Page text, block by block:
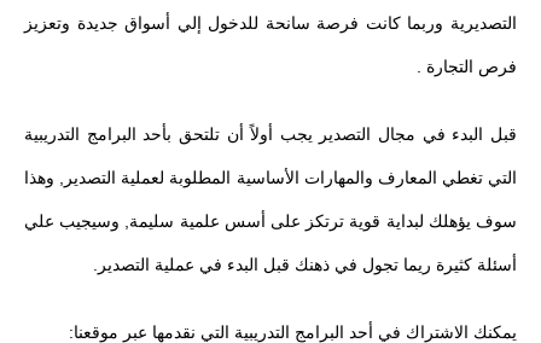
التصديرية وربما كانت فرصة سانحة للدخول إلي أسواق جديدة وتعزيز
فرص التجارة .
قبل البدء في مجال التصدير يجب أولاً أن تلتحق بأحد البرامج التدريبية
التي تغطي المعارف والمهارات الأساسية المطلوبة لعملية التصدير, وهذا
سوف يؤهلك لبداية قوية ترتكز على أسس علمية سليمة, وسيجيب علي
أسئلة كثيرة ريما تجول في ذهنك قبل البدء في عملية التصدير.
يمكنك الاشتراك في أحد البرامج التدريبية التي نقدمها عبر موقعنا: